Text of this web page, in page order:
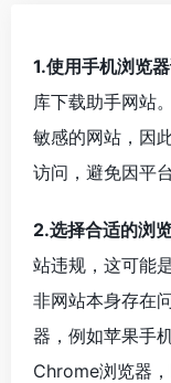
1.使用手机浏览器
库下载助手网站
敏感的网站，因
访问，避免因平
2.选择合适的浏
站违规，这可能
非网站本身存在
器，例如苹果手
Chrome浏览器，